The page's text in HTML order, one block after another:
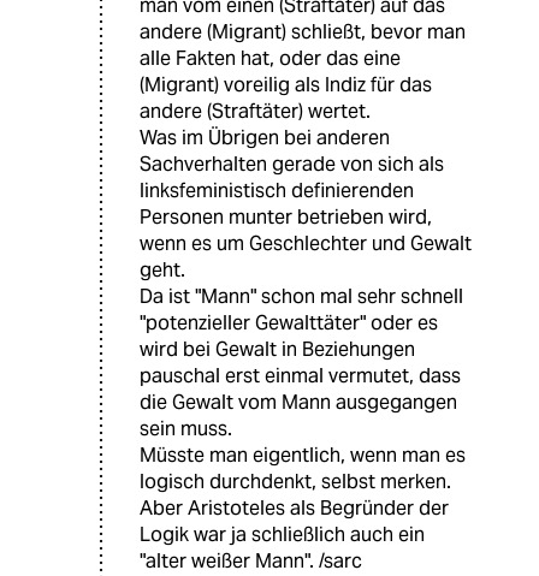
man vom einen (Straftäter) auf das
andere (Migrant) schließt, bevor man
alle Fakten hat, oder das eine
(Migrant) voreilig als Indiz für das
andere (Straftäter) wertet.
Was im Übrigen bei anderen
Sachverhalten gerade von sich als
linksfeministisch definierenden
Personen munter betrieben wird,
wenn es um Geschlechter und Gewalt
geht.
Da ist "Mann" schon mal sehr schnell
"potenzieller Gewalttäter" oder es
wird bei Gewalt in Beziehungen
pauschal erst einmal vermutet, dass
die Gewalt vom Mann ausgegangen
sein muss.
Müsste man eigentlich, wenn man es
logisch durchdenkt, selbst merken.
Aber Aristoteles als Begründer der
Logik war ja schließlich auch ein
"alter weißer Mann". /sarc